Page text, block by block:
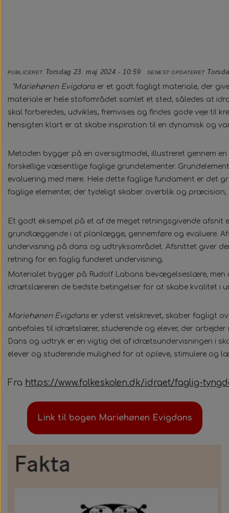
PUBLICERET Torsdag 23. maj 2024 - 10:59 SENEST OPDATERET
"Mariehønen Evigdans er et godt fagligt materiale, der
materiale er hele stofområdet samlet et sted, således at
skal forberedes, udvikles, fremvises og findes gode veje til
hensigten klart er at skabe inspiration til en dynamisk og
Metoden bygger på en oversigtmodel, illustreret gennem
forskellige væsentlige faglige grundelementer.
evaluering med mere. Hele dette faglige fundament er
faglige elementer, der tydeligt skaber overblik og
Et godt eksempel på et af de meget retningsgivende
grundlæggende i at planlægge, gennemføre og evaluere.
undervisning på dans og udtryksområdet. Afsnittet giver
retning for en faglig funderet undervisning.
Materialet bygger på Rudolf Labans bevægelseslære,
idrætslæreren de bedste betingelser for at skabe kvalitet i
Mariehønen Evigdans er yderst velskrevet, skaber fagligt
anbefales til idrætslærer, studerende og elever, der
Dans og udtryk er en vigtig del af idrætsundervisningen i
elever og studerende mulighed for at opleve, stimulere
Fra https://www.folkeskolen.dk/idraet/faglig-
Link til bogen Mariehønen Evigdans